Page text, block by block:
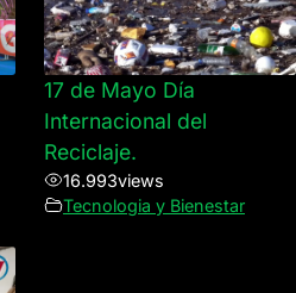
17 de Mayo Día
Internacional del
Reciclaje.
16.993views
Tecnologia y Bienestar